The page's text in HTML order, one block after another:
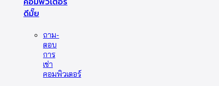
ดีมั๊ย
ถาม-
ตอบ
การ
เช่า
คอมพิวเตอร์